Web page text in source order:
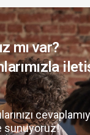
mı var?
sunuyoruz!